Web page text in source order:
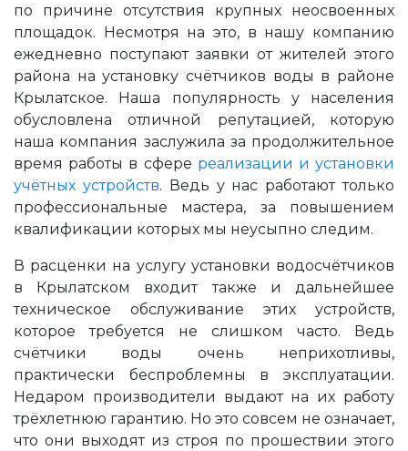
по причине отсутствия крупных неосвоенных
площадок. Несмотря на это, в нашу компанию
ежедневно поступают заявки от жителей этого
района на установку счётчиков воды в районе
Крылатское. Наша популярность у населения
обусловлена отличной репутацией, которую
наша компания заслужила за продолжительное
время работы в сфере реализации и установки
учётных устройств. Ведь у нас работают только
профессиональные мастера, за повышением
квалификации которых мы неусыпно следим.
В расценки на услугу установки водосчётчиков
в Крылатском входит также и дальнейшее
техническое обслуживание этих устройств,
которое требуется не слишком часто. Ведь
счётчики воды очень неприхотливы,
практически беспроблемны в эксплуатации.
Недаром производители выдают на их работу
трёхлетнюю гарантию. Но это совсем не означает,
что они выходят из строя по прошествии этого